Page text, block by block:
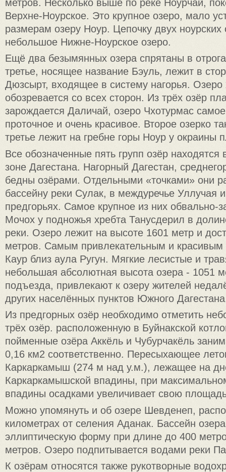
метров. Несколько выше по реке Ноурчай,
Верхне-Ноурское. Это крупное озеро, мало
размерам озеру Ноур. Цепочку двух ноурских
небольшое Нижне-Ноурское озеро.
Ещё два безымянных озера спрятаны в
третье, носящее название Бэуль, лежит в
Дюзсырт, входящее в систему нагорья.
обозревается со всех сторон. Из трёх озёр
зарождается Даличай, озеро Чхотурмас
проточное и очень красивое. Второе озерко
третье лежит на гребне горы Ноур у окраины
Все обозначенные пять групп озёр находятся
зоне Дагестана. Нагорный Дагестан,
бедны озёрами. Отдельными «точками» они
бассейну реки Сулак, в междуречье Уллучая
предгорьях. Самое крупное из них обвально-
Мочох у подножья хребта Танусдерил в
реки. Озеро лежит на высоте 1601 метр и
метров. Самым привлекательным и красивым
Каур близ аула Ругун. Мягкие лесистые и
небольшая абсолютная высота озера - 1051
подъезда, привлекают к озеру жителей
других населённых пунктов Южного
Из предгорных озёр необходимо отметить
трёх озёр. расположенную в Буйнакской
пойменные озёра Аккёль и Чубурчакёль
0,16 км2 соответственно. Пересыхающее
Каркаркамыш (274 м над у.м.), лежащее на
Каркаркамышской впадины, при
впадины осадками увеличивает свою
Можно упомянуть и об озере Шевденеп,
километрах от селения Аданак. Бассейн
эллиптическую форму при длине до 400
метров. Озеро подпитывается водами реки
К озёрам относятся также рукотворные